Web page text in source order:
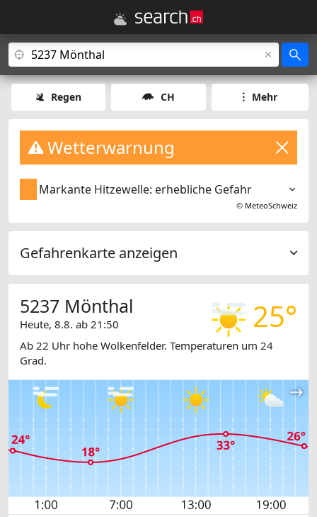
Regen CH Mehr
Wetterwarnung
Markante Hitzewelle: erhebliche Gefahr
© MeteoSchweiz
Gefahrenkarte anzeigen
25°
5237 Mönthal
Heute, 8.8. ab 21:50
Ab 22 Uhr hohe Wolkenfelder. Temperaturen um 24
Grad.